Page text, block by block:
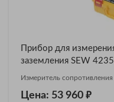
Прибор для
заземления SEW
Измеритель сопротивления
Цена: 53 960 ₽